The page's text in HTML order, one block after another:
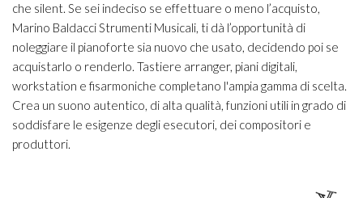
che silent. Se sei indeciso se effettuare o meno l’acquisto,
Marino Baldacci Strumenti Musicali, ti dà l’opportunità di
noleggiare il pianoforte sia nuovo che usato, decidendo poi se
acquistarlo o renderlo. Tastiere arranger, piani digitali,
workstation e fisarmoniche completano l'ampia gamma di scelta.
Crea un suono autentico, di alta qualità, funzioni utili in grado di
soddisfare le esigenze degli esecutori, dei compositori e
produttori.